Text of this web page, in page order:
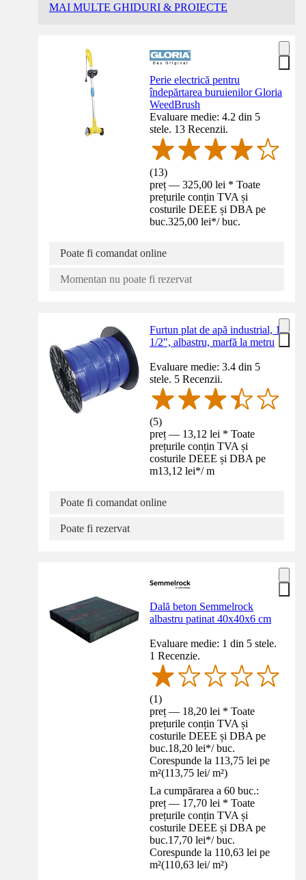
MAI MULTE GHIDURI & PROIECTE
Perie electrică pentru
îndepărtarea buruienilor Gloria
WeedBrush
Evaluare medie: 4.2 din 5
stele. 13 Recenzii.
(13)
preț — 325,00 lei * Toate
prețurile conțin TVA și
costurile DEEE și DBA pe
buc.325,00 lei*/ buc.
Poate fi comandat online
Momentan nu poate fi rezervat
Furtun plat de apă industrial, 1
1/2", albastru, marfă la metru
Evaluare medie: 3.4 din 5
stele. 5 Recenzii.
(5)
preț — 13,12 lei * Toate
prețurile conțin TVA și
costurile DEEE și DBA pe
m13,12 lei*/ m
Poate fi comandat online
Poate fi rezervat
Dală beton Semmelrock
albastru patinat 40x40x6 cm
Evaluare medie: 1 din 5 stele.
1 Recenzie.
(1)
preț — 18,20 lei * Toate
prețurile conțin TVA și
costurile DEEE și DBA pe
buc.18,20 lei*/ buc.
Corespunde la 113,75 lei pe
m²(113,75 lei/ m²)
La cumpărarea a 60 buc.:
preț — 17,70 lei * Toate
prețurile conțin TVA și
costurile DEEE și DBA pe
buc.17,70 lei*/ buc.
Corespunde la 110,63 lei pe
m²(110,63 lei/ m²)